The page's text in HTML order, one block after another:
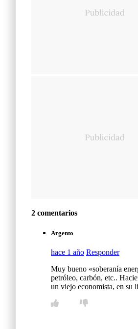
2 comentarios
Argento
hace 1 año Responder
Muy bueno «soberanía
petróleo, carbón, etc..
un viejo economista, en su